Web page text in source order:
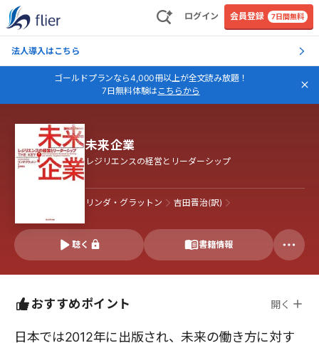
ログイン 会員登録 7日間無料
法人導入はこちら
ゴールドプランなら4,000冊以上が全文読み放題！
7日無料体験はこちらから
未来企業
レジリエンスの経営とリーダーシップ
リンダ・グラットン 吉田晋治(訳)
聴く 書籍情報
おすすめポイント 開く
日本では2012年に出版され、未来の働き方に対す